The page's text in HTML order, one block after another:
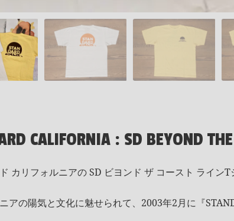
CALIFORNIA : SD BEYOND
カリフォルニアの SD ビヨンド ザ コースト ラインT
アの陽気と文化に魅せられて、2003年2月に『